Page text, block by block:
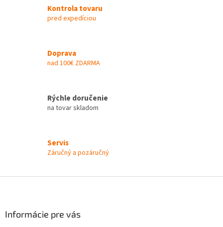
Kontrola tovaru
pred expedíciou
Doprava
nad 100€ ZDARMA
Rýchle doručenie
na tovar skladom
Servis
Záručný a pozáručný
Informácie pre vás